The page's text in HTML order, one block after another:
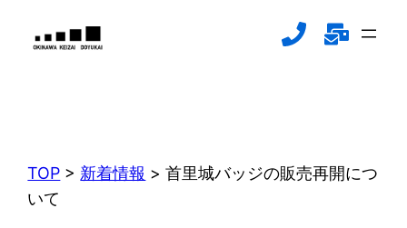
TOP > 新着情報 >首里城バッジの販売再開につ
いて